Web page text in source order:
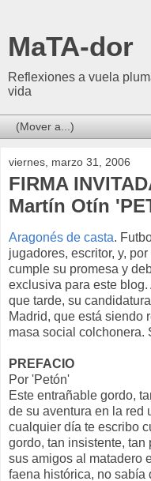
MaTA-dor
Reflexiones a vuela
vida
viernes, marzo 31, 2006
FIRMA
Martín Otín
Aragonés de casta.
jugadores, escritor, y,
cumple su promesa y
exclusiva para este
que tarde, su
Madrid, que está siendo
masa social colchonera.
PREFACIO
Por 'Petón'
Este entrañable gordo,
de su aventura en la red
cualquier día te escribo
gordo, tan insistente,
sus amigos al matadero
faena histórica, no sabía